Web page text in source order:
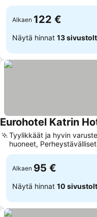
Alkaen 122 €
Näytä hinnat 13
Eurohotel Katrin
Tyylikkäät ja hyvin
huoneet, Perheystävälliset
majoitukset
Alkaen 95 €
Näytä hinnat 10